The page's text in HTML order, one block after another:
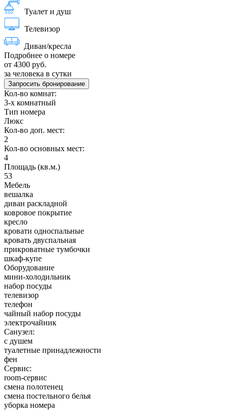
Туалет и душ
Телевизор
Диван/кресла
Подробнее о номере
от 4300 руб.
за человека в сутки
Запросить бронирование
Кол-во комнат:
3-х комнатный
Тип номера
Люкс
Кол-во доп. мест:
2
Кол-во основных мест:
4
Площадь (кв.м.)
53
Мебель
вешалка
диван раскладной
ковровое покрытие
кресло
кровати односпальные
кровать двуспальная
прикроватные тумбочки
шкаф-купе
Оборудование
мини-холодильник
набор посуды
телевизор
телефон
чайный набор посуды
электрочайник
Санузел:
с душем
туалетные принадлежности
фен
Сервис:
room-сервис
смена полотенец
смена постельного белья
уборка номера